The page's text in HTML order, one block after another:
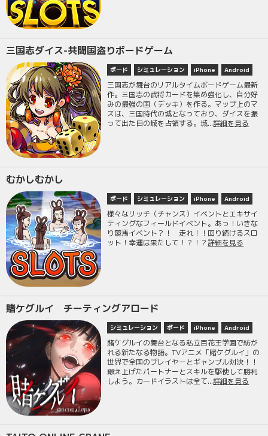
三国志ダイス-共闘国盗りボードゲーム
ボード シミュレーション iPhone Android
三国志が舞台のリアルタイムボードゲーム最新
作。三国志の武将カードを集め強化し、自分好
みの最強の国（デッキ）を作る。マップ上のマ
スは、三国時代の城となっており、ダイスを振
って出た目の城を占領する。城...詳細を見る
むかしむかし
ボード シミュレーション iPhone Android
様々なリッチ（チャンス）イベントとエキサイ
ティングなフィールドイベント。あっ！いきな
り競馬イベント？！ 走れ！！回り続けるスロ
ット！幸運は果たして！？！？詳細を見る
賭ケグルイ チーティングアロード
シミュレーション ボード iPhone Android
賭ケグルイの舞台となる私立百花王学園で紡が
れる新たなる物語。TVアニメ「賭ケグルイ」の
世界で全国のプレイヤーとギャンブル対決！！
鍛え上げたパートナーとスキルを駆使して勝利
しよう。カードイラストは全て...詳細を見る